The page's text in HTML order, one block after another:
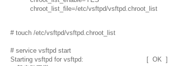
chroot_list_file=/etc/vsftpd/vsftpd.chroot_list
# touch /etc/vsftpd/vsftpd.chroot_list
# service vsftpd start
Starting vsftpd for vsftpd: [ OK ]